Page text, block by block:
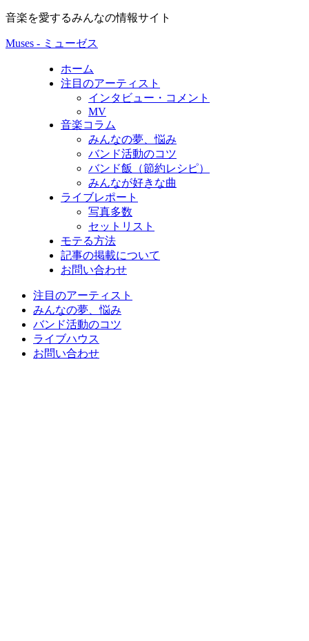
音楽を愛するみんなの情報サイト
Muses - ミューゼス
ホーム
注目のアーティスト
インタビュー・コメント
MV
音楽コラム
みんなの夢、悩み
バンド活動のコツ
バンド飯（節約レシピ）
みんなが好きな曲
ライブレポート
写真多数
セットリスト
モテる方法
記事の掲載について
お問い合わせ
注目のアーティスト
みんなの夢、悩み
バンド活動のコツ
ライブハウス
お問い合わせ